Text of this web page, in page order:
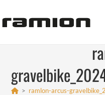
Inhalt
> ramlon-arcus-